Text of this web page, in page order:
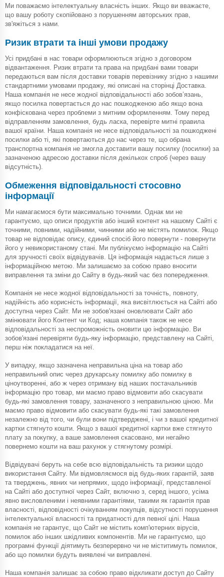
Ми поважаємо інтелектуальну власність інших. Якщо ви вважаєте,
що вашу роботу скопійовано з порушенням авторських прав,
зв'яжіться з нами.
Ризик втрати та інші умови продажу
Усі придбані в нас товари оформлюються згідно з договором
відвантаження. Ризик втрати та права на придбані вами товари
передаються вам після доставки товарів перевізнику згідно з нашими
стандартними умовами продажу, які описані на сторінці Доставка.
Наша компанія не несе жодної відповідальності або зобов’язань,
якщо посилка повертається до нас пошкодженою або якщо вона
конфіскована через проблеми з митним оформленням. Тому перед
відправленням замовлення, будь ласка, перевірте митні правила
вашої країни. Наша компанія не несе відповідальності за пошкоджені
посилки або ті, які повертаються до нас через те, що обрана
транспортна компанія не змогла доставити вашу посилку (посилки) за
зазначеною адресою доставки після декількох спроб (через вашу
відсутність).
Обмеження відповідальності стосовно
інформації
Ми намагаємося бути максимально точними. Однак ми не
гарантуємо, що описи продуктів або інший контент на нашому Сайті є
точними, повними, надійними, чинними або не містять помилок. Якщо
товар не відповідає опису, єдиний спосіб його повернути - повернути
його у невикористаному стані. Ми публікуємо інформацію на Сайті
для зручності своїх відвідувачів. Ця інформація надається лише з
інформаційною метою. Ми залишаємо за собою право вносити
виправлення та зміни до Сайту в будь-який час без попередження.
Компанія не несе жодної відповідальності за точність, повноту,
надійність або корисність інформації, яка висвітлюється на Сайті або
доступна через Сайт. Ми не зобов'язані оновлювати Сайт або
змінювати його Контент чи Код; наша компанія також не несе
відповідальності за неспроможність оновити цю інформацію. Ви
зобов'язані перевіряти будь-яку інформацію, представлену на Сайті,
перш ніж покладатися на неї.
У випадку, якщо зазначена неправильна ціна на товар або
неправильний опис через друкарську помилку або помилку в
ціноутворенні, або ж через отриману від наших постачальників
інформацію про товар, ми маємо право відмовити або скасувати
будь-які замовлення товару, зазначеного з неправильною ціною. Ми
маємо право відмовити або скасувати будь-які такі замовлення
незалежно від того, чи були вони підтверджені, і чи з вашої кредитної
картки стягнуто кошти. Якщо з вашої кредитної картки вже стягнуто
плату за покупку, а ваше замовлення скасовано, ми негайно
повернемо кошти на ваш рахунок у стягнутому розмірі.
Відвідувачі беруть на себе всю відповідальність та ризики щодо
використання Сайту. Ми відмовляємося від будь-яких гарантій, заяв
та тверджень, явних чи непрямих, щодо інформації, представленої
на Сайті або доступної через Сайт, включно з, серед іншого, усіма
явно висловленими і неявними гарантіями, такими як гарантія прав
власності, відповідності очікуванням покупців, відсутності порушення
інтелектуальної власності та придатності для певної цілі. Наша
компанія не гарантує, що Сайт не містить комп'ютерних вірусів,
помилок або інших шкідливих компонентів. Ми не гарантуємо, що
програмні функції діятимуть безперервно чи не міститимуть помилок,
або що помилки будуть виявлені чи виправлені.
Наша компанія залишає за собою право відкликати доступ до Сайту